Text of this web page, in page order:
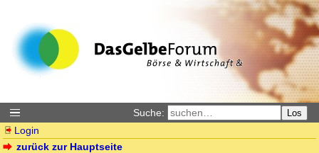
Suche: Los
Login
zurück zur Hauptseite